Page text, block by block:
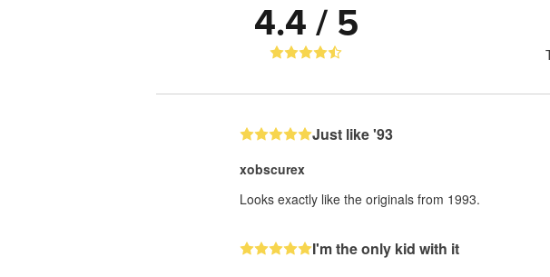
4.4 / 5
Just like '93
xobscurex
Looks exactly like the originals from 1993.
I'm the only kid with it